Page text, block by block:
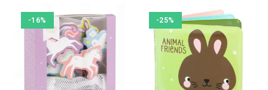
-16% -25%